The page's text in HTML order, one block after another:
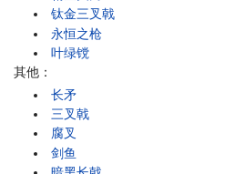
钛金三叉戟
永恒之枪
叶绿镋
其他：
长矛
三叉戟
腐叉
剑鱼